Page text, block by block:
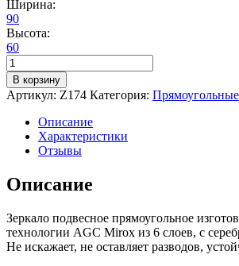
Ширина:
90
Высота:
60
Количество
товара
Зеркало
настенное
ванной
КерамаМане
см
со
сенсорной
нейтральной
подсветкой
В корзину
Артикул: Z174 Категория: Прямоугольные
Описание
Характеристики
Отзывы
Описание
Зеркало подвесное прямоугольное
технологии AGC Mirox из 6 слоев, с
Не искажает, не оставляет разводов,